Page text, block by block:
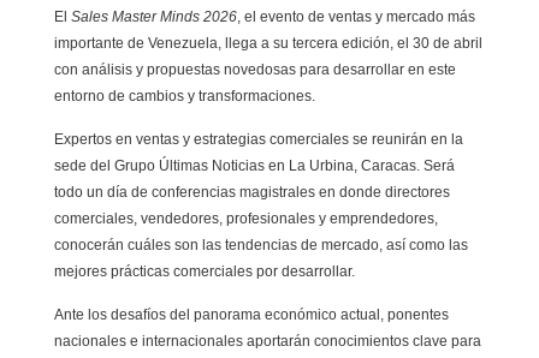
El Sales Master Minds 2026, el evento de ventas y mercado más
importante de Venezuela, llega a su tercera edición, el 30 de abril
con análisis y propuestas novedosas para desarrollar en este
entorno de cambios y transformaciones.
Expertos en ventas y estrategias comerciales se reunirán en la
sede del Grupo Últimas Noticias en La Urbina, Caracas. Será
todo un día de conferencias magistrales en donde directores
comerciales, vendedores, profesionales y emprendedores,
conocerán cuáles son las tendencias de mercado, así como las
mejores prácticas comerciales por desarrollar.
Ante los desafíos del panorama económico actual, ponentes
nacionales e internacionales aportarán conocimientos clave para